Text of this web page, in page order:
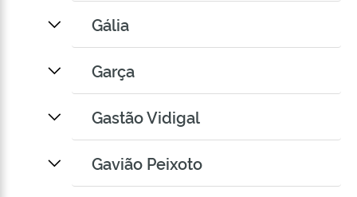
Gália
Garça
Gastão Vidigal
Gavião Peixoto